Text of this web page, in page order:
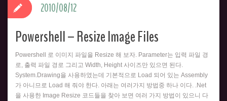
Powershell – Resize Image Files
Powershell 로 이미지 파일을 Resize 해 보자. Parameter는 입력 파일 경
로, 출력 파일 경로 그리고 Width, Height 사이즈만 있으면 된다.
System.Drawing을 사용하였는데 기본적으로 Load 되어 있는 Assembly
가 아니므로 Load 해 줘야 한다. 아래는 여러가지 방법중 하나 이다. .Net
을 사용한 Image Resize 코드들을 찾아 보면 여러 가지 방법이 있으니 다
2010/08/12